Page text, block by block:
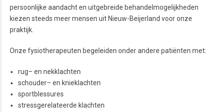
persoonlijke aandacht en uitgebreide behandelmogelijkheden
kiezen steeds meer mensen uit Nieuw-Beijerland voor onze
praktijk.
Onze fysiotherapeuten begeleiden onder andere patiënten met:
rug– en nekklachten
schouder– en knieklachten
sportblessures
stressgerelateerde klachten